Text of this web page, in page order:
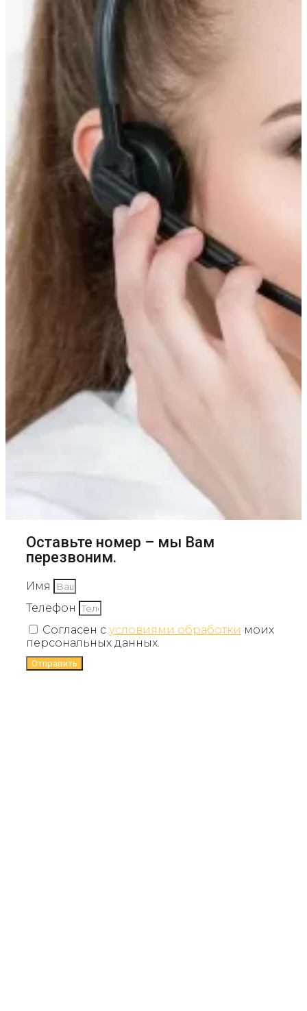
Оставьте номер – мы Вам
перезвоним.
Имя
Телефон
Согласен с условиями обработки моих
персональных данных.
Отправить